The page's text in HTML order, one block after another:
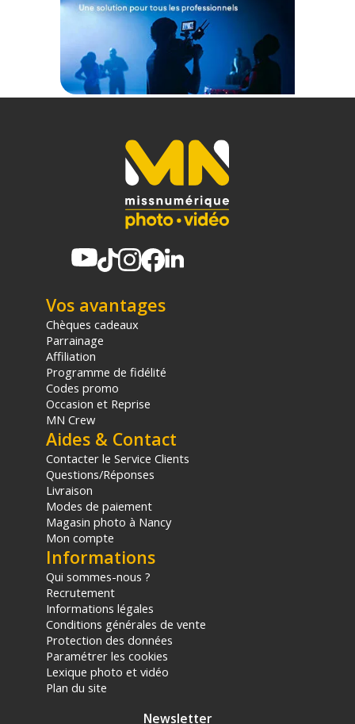
Vos avantages
Chèques cadeaux
Parrainage
Affiliation
Programme de fidélité
Codes promo
Occasion et Reprise
MN Crew
Aides & Contact
Contacter le Service Clients
Questions/Réponses
Livraison
Modes de paiement
Magasin photo à Nancy
Mon compte
Informations
Qui sommes-nous ?
Recrutement
Informations légales
Conditions générales de vente
Protection des données
Paramétrer les cookies
Lexique photo et vidéo
Plan du site
Newsletter